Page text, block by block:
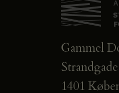
Gammel
1401